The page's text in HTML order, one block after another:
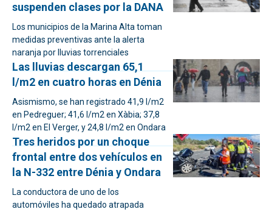
suspenden clases por la DANA
Los municipios de la Marina Alta toman
medidas preventivas ante la alerta
naranja por lluvias torrenciales
Las lluvias descargan 65,1
l/m2 en cuatro horas en Dénia
Asismismo, se han registrado 41,9 l/m2
en Pedreguer; 41,6 l/m2 en Xàbia; 37,8
l/m2 en El Verger, y 24,8 l/m2 en Ondara
Tres heridos por un choque
frontal entre dos vehículos en
la N-332 entre Dénia y Ondara
La conductora de uno de los
automóviles ha quedado atrapada